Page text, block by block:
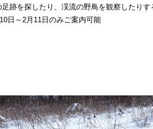
跡を探したり、渓流の野鳥を観察したりす
日～2月11日のみご案内可能